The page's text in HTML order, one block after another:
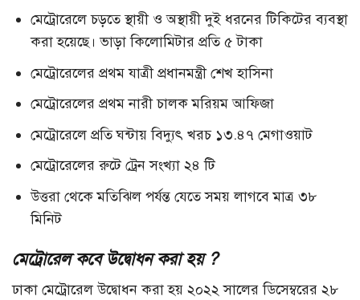
মেট্রোরেলে চড়তে স্থায়ী ও অস্থায়ী দুই ধরনের টিকিটের ব্যবস্থা
করা হয়েছে। ভাড়া কিলোমিটার প্রতি ৫ টাকা
মেট্রোরেলের প্রথম যাত্রী প্রধানমন্ত্রী শেখ হাসিনা
মেট্রোরেলের প্রথম নারী চালক মরিয়ম আফিজা
মেট্রোরেলে প্রতি ঘন্টায় বিদ্যুৎ খরচ ১৩.৪৭ মেগাওয়াট
মেট্রোরেলের রুটে ট্রেন সংখ্যা ২৪ টি
উত্তরা থেকে মতিঝিল পর্যন্ত যেতে সময় লাগবে মাত্র ৩৮
মিনিট
মেট্রোরেল কবে উদ্বোধন করা হয় ?
ঢাকা মেট্রোরেল উদ্বোধন করা হয় ২০২২ সালের ডিসেম্বরের ২৮